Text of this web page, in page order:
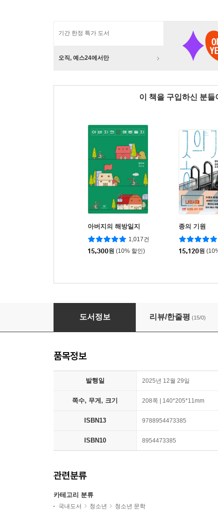
기간 한정 특가 도서
오직, 예스24에서만
이 책을 구입하신 분
아버지의 해방일지
1,017건
15,300원 (10% 할인)
종의 기원
15,120원
오늘, 오늘, 오늘! 12월 3X일
도서정보 리뷰/한줄평 (15/0)
품목정보
발행일 2025년 12월 29일
쪽수, 무게, 크기 208쪽 | 140*205*11mm
ISBN13 9788954473385
ISBN10 8954473385
관련분류
카테고리 분류
국내도서 청소년 청소년 문학